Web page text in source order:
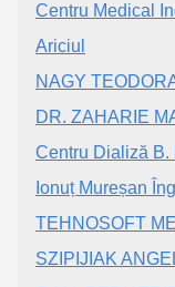
Centru Medical
Ariciul
NAGY
DR. ZAHARIE
Centru Dializă B.
Ionuț Mureșan
TEHNOSOFT
SZIPIJIAK